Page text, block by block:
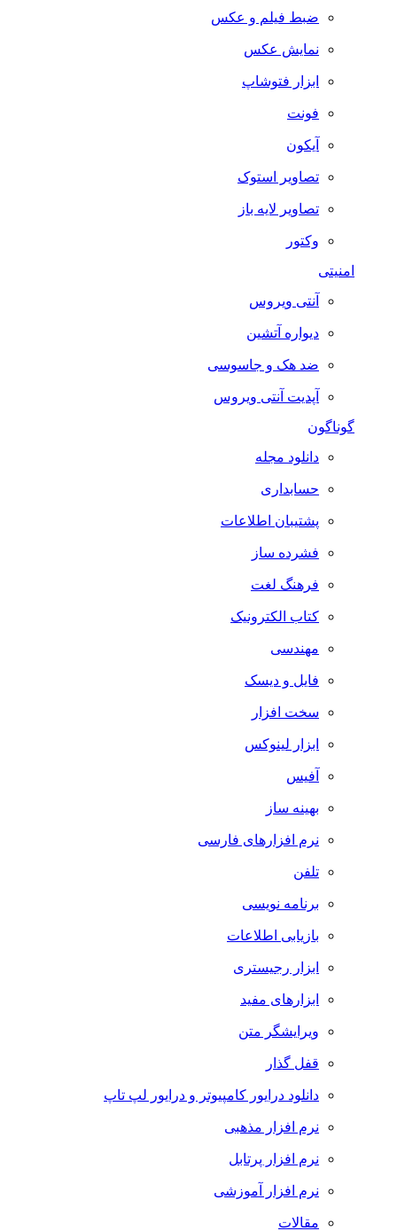
ضبط فيلم و عكس
نمایش عکس
ابزار فتوشاپ
فونت
آیکون
تصاویر استوک
تصاویر لایه باز
وکتور
امنیتی
آنتی ویروس
دیواره آتشین
ضد هک و جاسوسی
آپدیت آنتی ویروس
گوناگون
دانلود مجله
حسابداری
پشتیبان اطلاعات
فشرده ساز
فرهنگ لغت
کتاب الکترونیک
مهندسی
فایل و دیسک
سخت افزار
ابزار لینوکس
آفیس
بهینه ساز
نرم افزارهای فارسی
تلفن
برنامه نویسی
بازیابی اطلاعات
ابزار رجیستری
ابزارهای مفید
ویرایشگر متن
قفل گذار
دانلود درایور کامپیوتر و درایور لپ تاپ
نرم افزار مذهبی
نرم افزار پرتابل
نرم افزار آموزشی
مقالات